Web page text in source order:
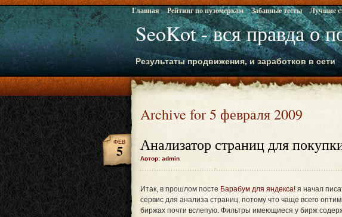
SeoKot - вся правда о
Результаты продвижения, и заработков в сети
Главная Рейтинг по пузомеркам Забавные тесты Лучшие
Archive for 5 февраля 2009
Анализатор страниц для
Автор: admin
ФЕВ
5
Итак, в прошлом посте Барабум для яндекса! я начал
сервис для анализа страниц, потому что чаще всего
биржах почти вслепую. Фильтры имеющиеся у бирж